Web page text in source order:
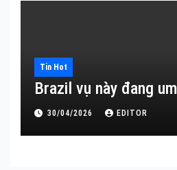
Tin Hot
Brazil vụ này đang
30/04/2026 EDITOR